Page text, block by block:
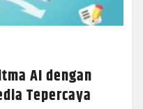
AI dengan
Tepercaya